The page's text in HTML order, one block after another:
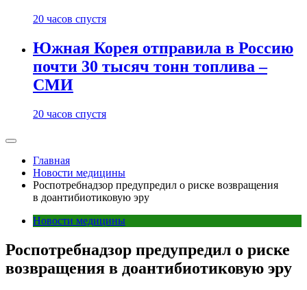
20 часов спустя
Южная Корея отправила в Россию
почти 30 тысяч тонн топлива –
СМИ
20 часов спустя
Главная
Новости медицины
Роспотребнадзор предупредил о риске возвращения
в доантибиотиковую эру
Новости медицины
Роспотребнадзор предупредил о риске
возвращения в доантибиотиковую эру